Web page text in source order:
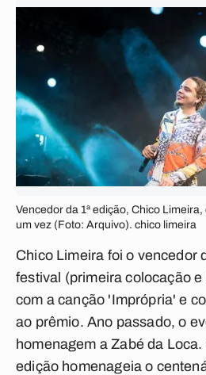
Vencedor da 1ª edição, Chico
um vez (Foto: Arquivo). chico limeira
Chico Limeira foi o vencedor
festival (primeira colocação
com a canção 'Imprópria' e
ao prêmio. Ano passado, o
homenagem a Zabé da
edição homenageia o